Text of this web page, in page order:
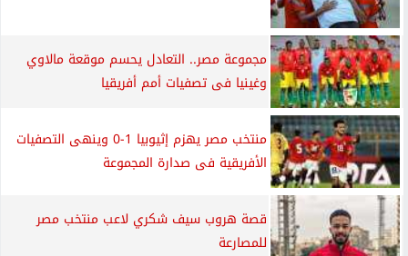
مجموعة مصر.. التعادل يحسم موقعة مالاوي
وغينيا فى تصفيات أمم أفريقيا
منتخب مصر يهزم إثيوبيا 1-0 وينهى التصفيات
الأفريقية فى صدارة المجموعة
قصة هروب سيف شكري لاعب منتخب مصر
للمصارعة